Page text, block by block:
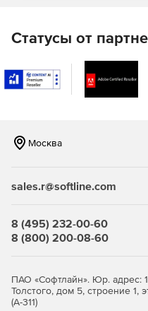
Легко контролировать
производительность
Делегирование Microsoft
снизить нагрузку с
количество повторений и
Статусы от
Москва
sales.r@softline.com
8 (495) 232-00-60
8 (800) 200-08-60
ПАО «Софтлайн». Юр. адрес:
Толстого, дом 5, строение
(А-311)